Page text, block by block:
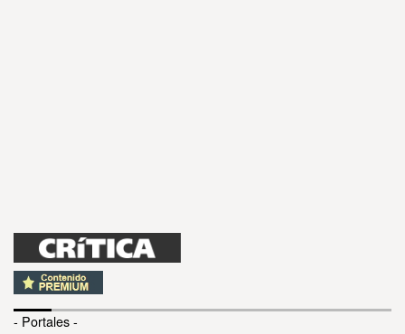
- Portales -